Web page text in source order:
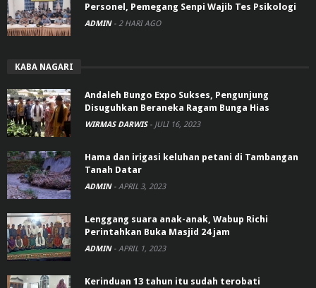
Personel, Pemegang Senpi Wajib Tes Psikologi
ADMIN - 2 HARI AGO
KABA NAGARI
Andaleh Bungo Expo Sukses, Pengunjung
Disuguhkan Beraneka Ragam Bunga Hias
WIRMAS DARWIS - JULI 16, 2023
Hama dan irigasi keluhan petani di Tambangan
Tanah Datar
ADMIN - APRIL 3, 2023
Lenggang suara anak-anak, Wabup Richi
Perintahkan Buka Masjid 24 jam
ADMIN - APRIL 1, 2023
Kerinduan 13 tahun itu sudah terobati